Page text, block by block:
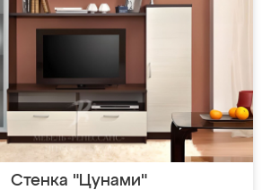
Стенка "Цунами"